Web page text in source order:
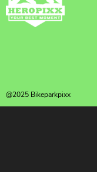
@2025 Bikeparkpixx